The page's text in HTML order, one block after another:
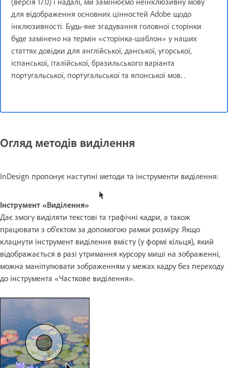
для відображення основних цінностей Adobe щодо
інклюзивності. Будь-яке згадування головної сторінки
буде замінено на термін «сторінка-шаблон» у наших
статтях довідки для англійської, данської, угорської,
іспанської, італійської, бразильського варіанта
португальської, португальської та японської мов. .
Огляд методів виділення
InDesign пропонує наступні методи та інструменти виділення:
Інструмент «Виділення»
Дає змогу виділяти текстові та графічні кадри, а також
працювати з об’єктом за допомогою рамки розміру. Якщо
клацнути інструмент виділення вмісту (у формі кільця), який
відображається в разі утримання курсору миші на зображенні,
можна маніпулювати зображенням у межах кадру без переходу
до інструмента «Часткове виділення».